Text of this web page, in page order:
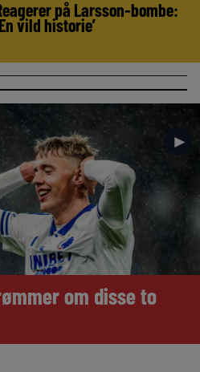
på Larsson-bombe:
vild historie’
►
om disse to